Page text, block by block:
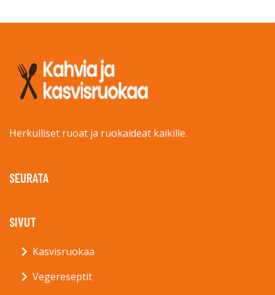
Herkulliset ruoat ja ruokaideat kaikille.
SEURATA
SIVUT
Kasvisruokaa
Vegereseptit